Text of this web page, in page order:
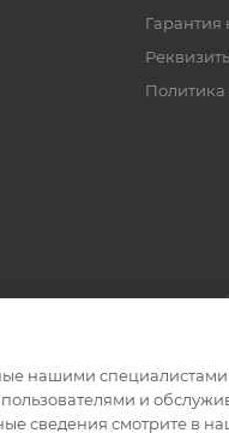
Гарантия
Политика
нашими
и
сведения смотрите в